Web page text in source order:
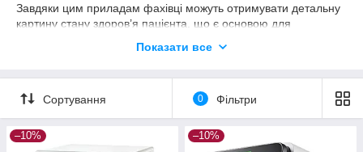
Завдяки цим приладам фахівці можуть отримувати детальну
картину стану здоров’я пацієнта, що є основою для
включаючи анемії, інфекції, запальні процеси та інші
Різноманітність моделей гематологічних аналізаторів
дозволяє обрати прилад, який найкраще відповідає
потребам клініки або лабораторії:
3-диференційні аналізатори– виконують базовий
Показати все
Сортування 0 Фільтри
–10% –10%